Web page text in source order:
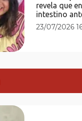
revela que
intestino
23/07/2026